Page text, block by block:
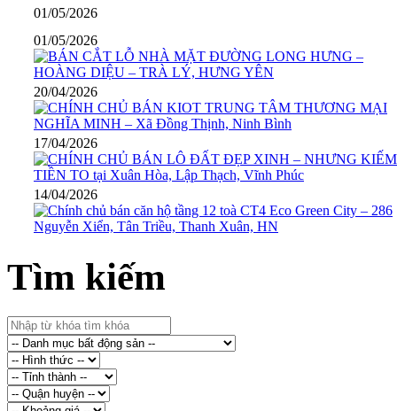
01/05/2026
01/05/2026
20/04/2026
17/04/2026
14/04/2026
Tìm kiếm